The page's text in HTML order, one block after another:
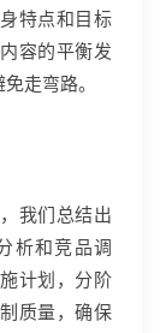
特点和目标
容的平衡发
走弯路。
我们总结出
析和竞品调
计划，分阶
质量，确保